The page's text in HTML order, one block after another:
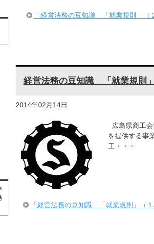
「経営法務の豆知識 「就業規則」（
経営法務の豆知識 「就業規則」
2014年02月14日
広島県商工
を提供する事
工・・・
「経営法務の豆知識 「就業規則」（